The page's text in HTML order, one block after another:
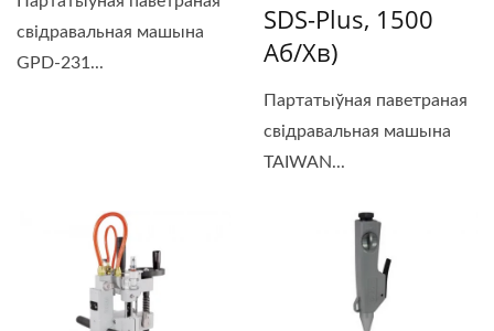
свідравальная машына
GPD-231...
SDS-Plus, 1500
Аб/хв)
Партатыўная паветраная
свідравальная машына
TAIWAN...